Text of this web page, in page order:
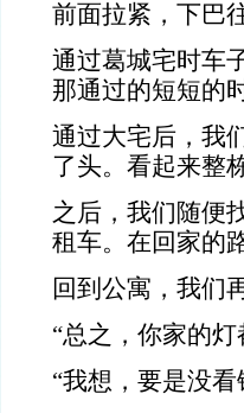
前面拉紧，下巴
通过葛城宅时车
那通过的短短的
通过大宅后，我
了头。看起来整
之后，我们随便
租车。在回家的
回到公寓，我们
“总之，你家的
“我想，要是没